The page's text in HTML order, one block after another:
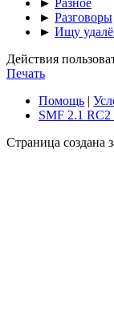
► Разговоры
► Ищу
Действия
Печать
Помощь |
SMF 2.1
Страница создана